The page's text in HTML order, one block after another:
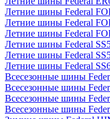
Летние шины Federal
Летние шины Federal
Летние шины Federal
Летние шины Federal
Летние шины Federal
Летние шины Federal
Всесезонные шины
Всесезонные шины
Всесезонные шины
Всесезонные шины